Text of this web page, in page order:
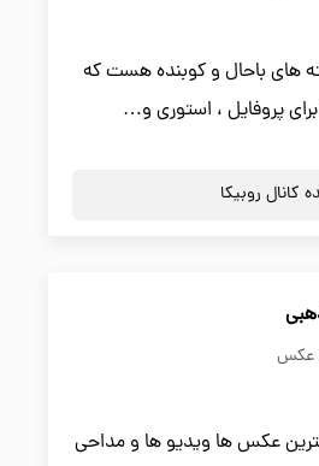
های باحال و کوبنده هست که
پروفایل ، استوری و…
کانال روبیکا
عکس
عکس ها ویدیو ها و مداحی